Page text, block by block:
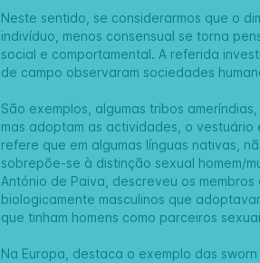
Neste sentido, se considerarmos que o
indivíduo, menos consensual se torna
social e comportamental. A referida
de campo observaram sociedades
São exemplos, algumas tribos
mas adoptam as actividades, o vestuário
refere que em algumas línguas nativas,
sobrepõe-se à distinção sexual homem/
António de Paiva, descreveu os
biologicamente masculinos que
que tinham homens como parceiros
Na Europa, destaca o exemplo das